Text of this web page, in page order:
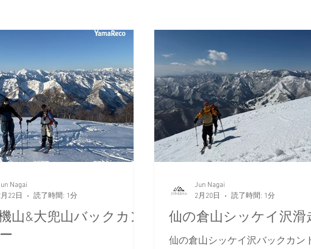
もの バックカントリーギア 山道具 勉強会 机上講習
山々 日本雪崩ネットワーク 雪崩業務従事者 かぐらスキー
クカントリースキーガイド協会 中央アルプス
山&大兜山バックカン
Nagai
22日
読了時間: 1分
仙の倉山シッケイ沢滑
仙の倉山シッケイ沢バックカン
Jun Nagai
2月20日
読了時間: 1分